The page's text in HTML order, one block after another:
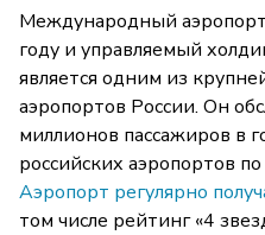
Международный
году и управляемый
является одним из
аэропортов России. Он
миллионов пассажиров в
российских аэропортов
Аэропорт регулярно
том числе рейтинг «4